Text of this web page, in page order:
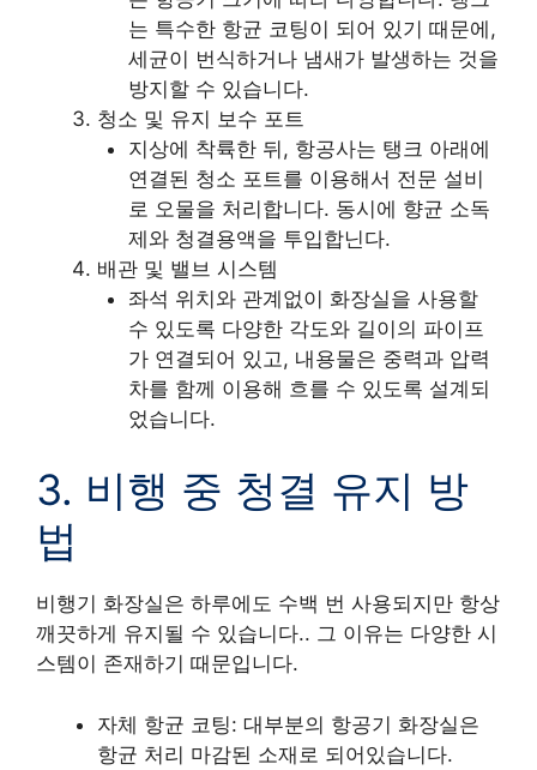
는 특수한 항균 코팅이 되어 있기 때문에,
세균이 번식하거나 냄새가 발생하는 것을
방지할 수 있습니다.
청소 및 유지 보수 포트
지상에 착륙한 뒤, 항공사는 탱크 아래에
연결된 청소 포트를 이용해서 전문 설비
로 오물을 처리합니다. 동시에 향균 소독
제와 청결용액을 투입합닌다.
배관 및 밸브 시스템
좌석 위치와 관계없이 화장실을 사용할
수 있도록 다양한 각도와 길이의 파이프
가 연결되어 있고, 내용물은 중력과 압력
차를 함께 이용해 흐를 수 있도록 설계되
었습니다.
3. 비행 중 청결 유지 방
법
비행기 화장실은 하루에도 수백 번 사용되지만 항상
깨끗하게 유지될 수 있습니다.. 그 이유는 다양한 시
스템이 존재하기 때문입니다.
자체 항균 코팅: 대부분의 항공기 화장실은
항균 처리 마감된 소재로 되어있습니다.